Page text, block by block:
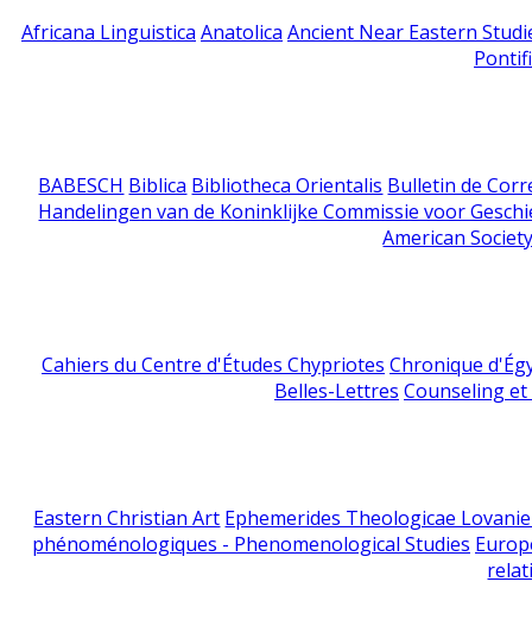
Africana Linguistica Anatolica Ancient Near Eastern
BABESCH Biblica Bibliotheca Orientalis Bulletin de
Handelingen van de Koninklijke Commissie voor
American
Cahiers du Centre d'Études Chypriotes Chronique
Belles-Lettres Counseling
Eastern Christian Art Ephemerides Theologicae
phénoménologiques - Phenomenological Studies